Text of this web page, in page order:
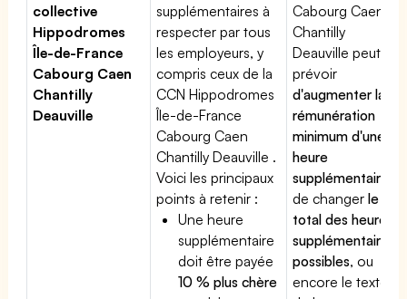
collective
Hippodromes
Île-de-France
Cabourg Caen
Chantilly
Deauville
supplémentaires à
respecter par tous
les employeurs, y
compris ceux de la
CCN Hippodromes
Île-de-France
Cabourg Caen
Chantilly Deauville .
Voici les principaux
points à retenir :
Une heure
supplémentaire
doit être payée
10 % plus chère
Cabourg Caen
Chantilly
Deauville peut
prévoir
d'augmenter la
rémunération
minimum d'une
heure
supplémentaire
de changerle
total des heures
supplémentaires
possibles, ou
encore le texte